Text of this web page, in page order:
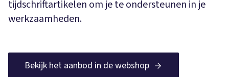
tijdschriftartikelen om je te ondersteunen in je
werkzaamheden.
Bekijk het aanbod in de webshop